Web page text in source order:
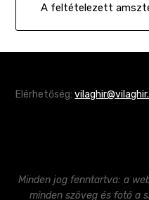
A feltételezett
Elérhetőség:
Minden jog fenntartva: a
minden szöveg és fotó a